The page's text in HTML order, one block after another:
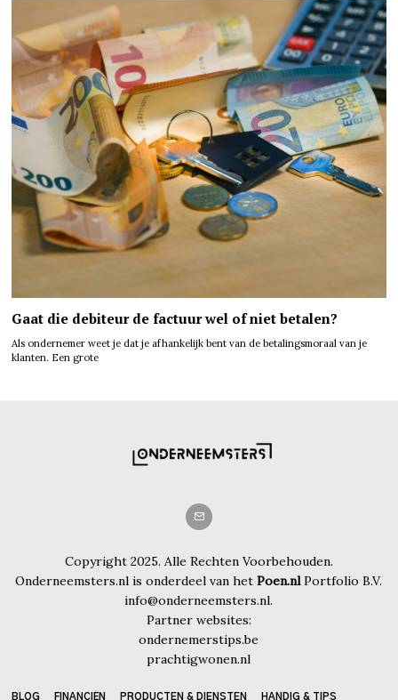
Gaat die debiteur de factuur wel of niet betalen?
Als ondernemer weet je dat je afhankelijk bent van de betalingsmoraal van je
klanten. Een grote
Copyright 2025. Alle Rechten Voorbehouden.
Onderneemsters.nl is onderdeel van hetPoen.nlPortfolio B.V.
info@onderneemsters.nl.
Partner websites:
ondernemerstips.be
prachtigwonen.nl
BLOG FINANCIËN PRODUCTEN & DIENSTEN HANDIG & TIPS